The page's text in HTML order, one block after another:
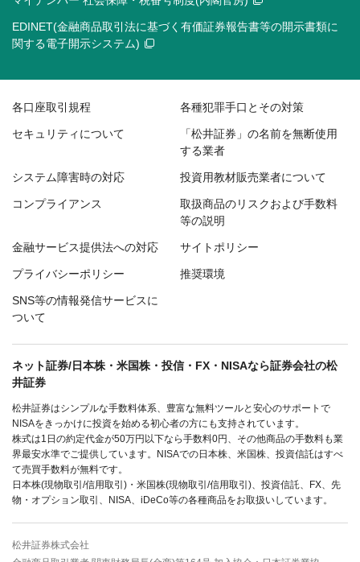
EDINET(金融商品取引法に基づく有価証券報告書等の開示書類に
関する電子開示システム)
各口座取引規程 各種犯罪手口とその対策
セキュリティについて
「松井証券」の名前を無断使用
する業者
システム障害時の対応 投資用教材販売業者について
コンプライアンス
取扱商品のリスクおよび手数料
等の説明
金融サービス提供法への対応 サイトポリシー
プライバシーポリシー 推奨環境
SNS等の情報発信サービスに
ついて
ネット証券/日本株・米国株・投信・FX・NISAなら証券会社の松
井証券
松井証券はシンプルな手数料体系、豊富な無料ツールと安心のサポートで
NISAをきっかけに投資を始める初心者の方にも支持されています。
株式は1日の約定代金が50万円以下なら手数料0円、その他商品の手数料も業
界最安水準でご提供しています。NISAでの日本株、米国株、投資信託はすべ
て売買手数料が無料です。
日本株(現物取引/信用取引)・米国株(現物取引/信用取引)、投資信託、FX、先
物・オプション取引、NISA、iDeCo等の各種商品をお取扱いしています。
松井証券株式会社